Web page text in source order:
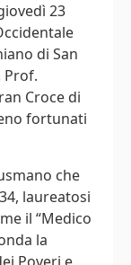
23
di San
Prof.
Croce di
fortunati
che
laureatosi
il “Medico
la